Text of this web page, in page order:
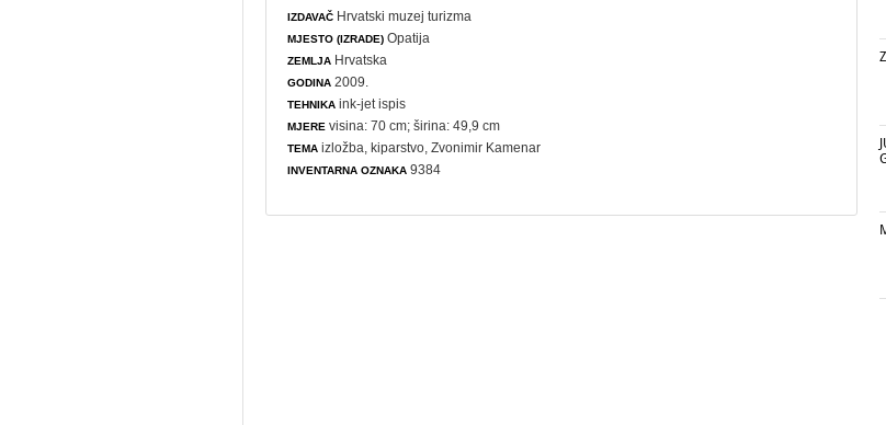
IZDAVAČ Hrvatski muzej turizma
MJESTO (IZRADE) Opatija
ZEMLJA Hrvatska
GODINA 2009.
TEHNIKA ink-jet ispis
MJERE visina: 70 cm; širina: 49,9 cm
TEMA izložba ,kiparstvo , Zvonimir Kamenar
INVENTARNA OZNAKA 9384